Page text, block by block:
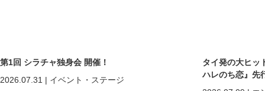
第1回 シラチャ独身会 開催！
2026.07.31 | イベント・ステージ
タイ発の大ヒッ
ハレのち恋』先